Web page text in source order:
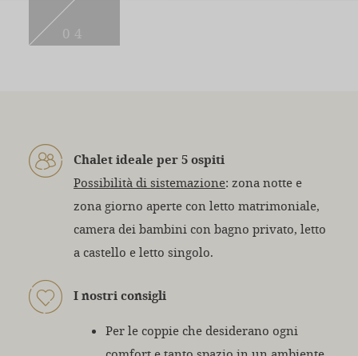
04
Chalet ideale per 5 ospiti
Possibilità di sistemazione: zona notte e
zona giorno aperte con letto matrimoniale,
camera dei bambini con bagno privato, letto
a castello e letto singolo.
I nostri consigli
Per le coppie che desiderano ogni